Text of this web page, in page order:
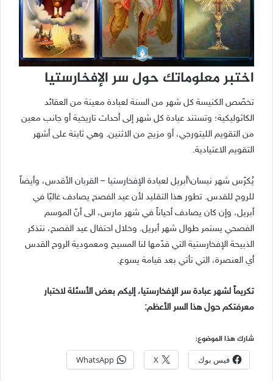
اختبر معلوماتك حول سر الإفخارستيا
تخصّص الكنيسة كل شهر من السنة لعبادة معينة من العقائد
الكاثوليكية؛ وتستند عبادة كل شهر إلى أحداث تاريخية أو جانب معين
من التقويم الليتورجي، أو مزيج من الاثنين. وهي ثابتة على أشهر
التقويم الاعتيادية.
يُكرّس شهر نيسان\أبريل لعبادة الإفخارستيا – القربان الأقدس، وأيضاً
للروح للقدس. تطور هذا التقليد لأن عيد الفصح يصادف غالبًا في
أبريل، وإن كان يصادف أحياناً في شهر مارس، الى أنّ الموسم
الفصحي يستمر طوال شهر أبريل. وخلال احتفال عيد الفصح، نتذكر
الذبيحة الإفخارستية التي قدّمها لنا المسيح ومعمودية الروح القدس
أي العنصرة، التي تأتي بعد قيامة يسوع.
تكريماً لشهر عبادة سر الإفخارستيا، إليكم بعض الأسئلة لاختبار
معرفتكم حول هذا السر الأعظم:
شارك هذا الموضوع:
فيس بوك X
WhatsApp